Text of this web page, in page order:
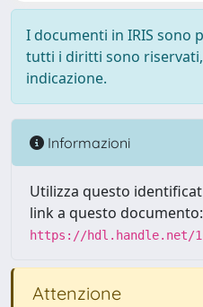
I documenti in IRIS sono
tutti i diritti sono
indicazione.
Informazioni
Utilizza questo
link a questo documento:
https://hdl.handle.net/
Attenzione